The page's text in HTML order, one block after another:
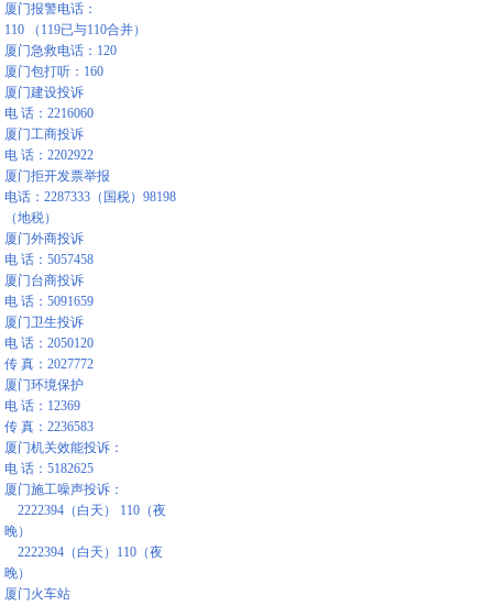
厦门报警电话：
110 （119已与110合并）
厦门急救电话：120
厦门包打听：160
厦门建设投诉
电 话：2216060
厦门工商投诉
电 话：2202922
厦门拒开发票举报
电话：2287333（国税）98198
（地税）
厦门外商投诉
电 话：5057458
厦门台商投诉
电 话：5091659
厦门卫生投诉
电 话：2050120
传 真：2027772
厦门环境保护
电 话：12369
传 真：2236583
厦门机关效能投诉：
电 话：5182625
厦门施工噪声投诉：
2222394（白天） 110（夜
晚）
2222394（白天）110（夜
晚）
厦门火车站